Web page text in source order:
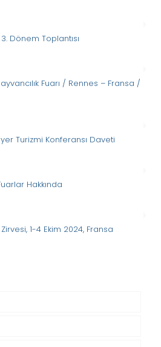
Dönem Toplantısı
Fuarı / Rennes – Fransa /
Turizmi Konferansı Daveti
Hakkında
Zirvesi, 1-4 Ekim 2024, Fransa